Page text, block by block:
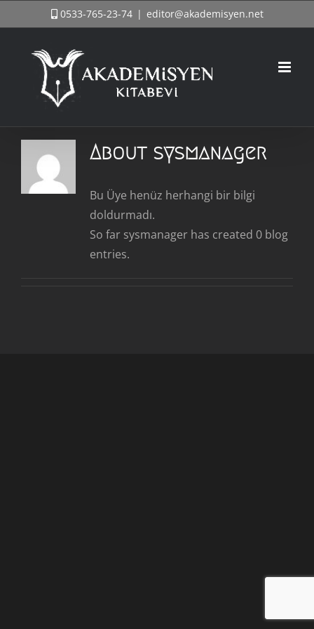
to
content
0533-765-23-74 | editor@akademisyen.net
About sysmanager
Bu Üye henüz herhangi bir bilgi
doldurmadı.
So far sysmanager has created 0 blog
entries.